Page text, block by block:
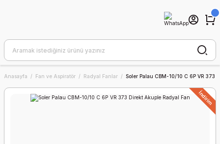
Anasayfa Fan ve Aspiratör Radyal Fanlar Soler Palau CBM-10/10 C 6P VR 373
İndirim